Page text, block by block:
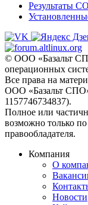
Результаты
© ООО «Базальт
операционных
Все права на
ООО «Базальт
1157746734837).
Полное или
возможно только
правообладателя.
Компания
О
Новости